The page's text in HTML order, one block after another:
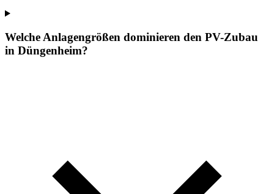
Welche Anlagengrößen dominieren den PV-Zubau
in Düngenheim?